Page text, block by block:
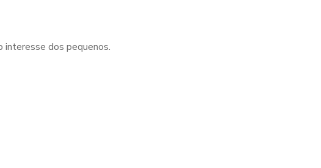
interesse dos pequenos.